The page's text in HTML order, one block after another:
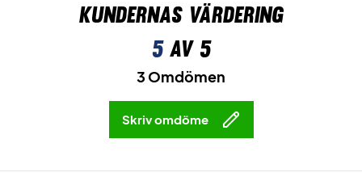
Kundernas värdering
5av 5
3 Omdömen
Skriv omdöme